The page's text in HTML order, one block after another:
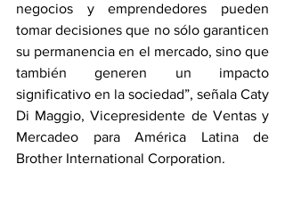
negocios y emprendedores pueden
tomar decisiones que no sólo garanticen
su permanencia en el mercado, sino que
también generen un impacto
significativo en la sociedad”, señala Caty
Di Maggio, Vicepresidente de Ventas y
Mercadeo para América Latina de
Brother International Corporation.